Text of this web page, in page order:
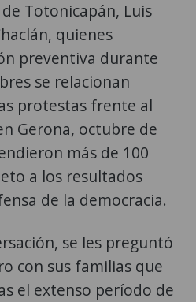
preventiva durante
se relacionan
protestas frente al
Gerona, octubre de
más de 100
a los resultados
de la democracia.
se les preguntó
el extenso período de
describió la
renacer", un